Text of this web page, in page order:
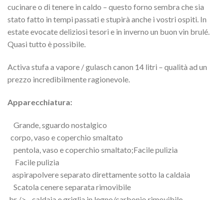
cucinare o di tenere in caldo – questo forno sembra che sia
stato fatto in tempi passati e stupirà anche i vostri ospiti. In
estate evocate deliziosi tesori e in inverno un buon vin brulé.
Quasi tutto è possibile.
Activa stufa a vapore / gulasch canon 14 litri – qualità ad un
prezzo incredibilmente ragionevole.
Apparecchiatura:
Grande, sguardo nostalgico
corpo, vaso e coperchio smaltato
pentola, vaso e coperchio smaltato;Facile pulizia
Facile pulizia
aspirapolvere separato direttamente sotto la caldaia
Scatola cenere separata rimovibile